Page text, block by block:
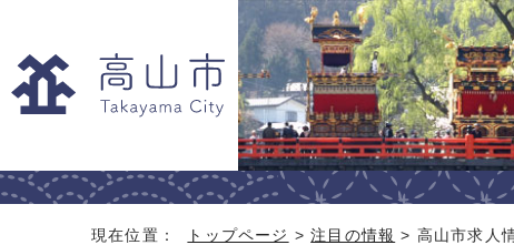
現在位置： トップページ >注目の情報 > 高山市求人